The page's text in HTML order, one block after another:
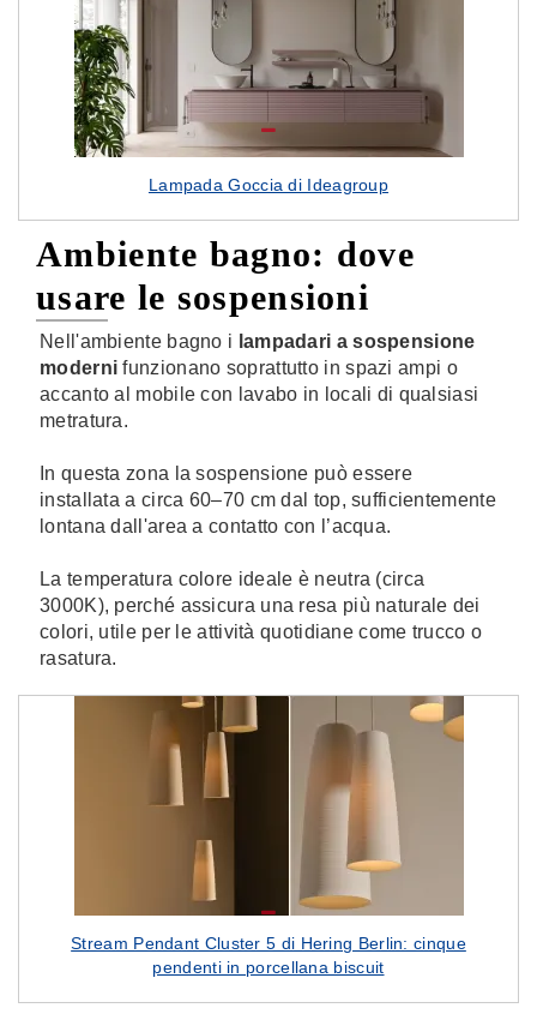
Lampada Goccia di Ideagroup
Ambiente bagno: dove
usare le sospensioni
Nell'ambiente bagno i lampadari a sospensione
modernifunzionano soprattutto in spazi ampi o
accanto al mobile con lavabo in locali di qualsiasi
metratura.
In questa zona la sospensione può essere
installata a circa 60–70 cm dal top, sufficientemente
lontana dall'area a contatto con l’acqua.
La temperatura colore ideale è neutra (circa
3000K), perché assicura una resa più naturale dei
colori, utile per le attività quotidiane come trucco o
rasatura.
Stream Pendant Cluster 5 di Hering Berlin: cinque
pendenti in porcellana biscuit